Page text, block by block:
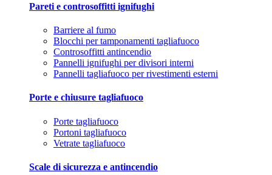
Pareti e controsoffitti ignifughi
Barriere al fumo
Blocchi per tamponamenti tagliafuoco
Controsoffitti antincendio
Pannelli ignifughi per divisori interni
Pannelli tagliafuoco per rivestimenti esterni
Porte e chiusure tagliafuoco
Porte tagliafuoco
Portoni tagliafuoco
Vetrate tagliafuoco
Scale di sicurezza e antincendio